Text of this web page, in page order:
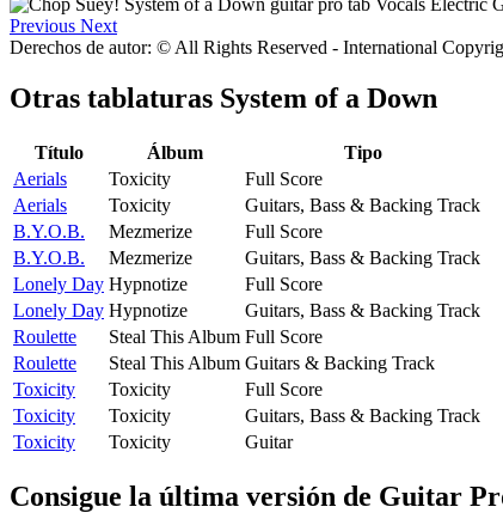
Previous Next
Derechos de autor: © All Rights Reserved - International
Otras tablaturas System of a Down
Título Álbum
Tipo
Aerials
Toxicity
Full Score
Aerials
Toxicity
Guitars, Bass & Backing Track
B.Y.O.B.
Mezmerize
Full Score
B.Y.O.B.
Mezmerize
Guitars, Bass & Backing Track
Lonely Day Hypnotize
Full Score
Lonely Day Hypnotize
Guitars, Bass & Backing Track
Roulette
Steal This Album Full Score
Roulette
Steal This Album Guitars & Backing Track
Toxicity
Toxicity
Full Score
Toxicity
Toxicity
Guitars, Bass & Backing Track
Toxicity
Toxicity Guitar
Consigue la última versión de Guitar